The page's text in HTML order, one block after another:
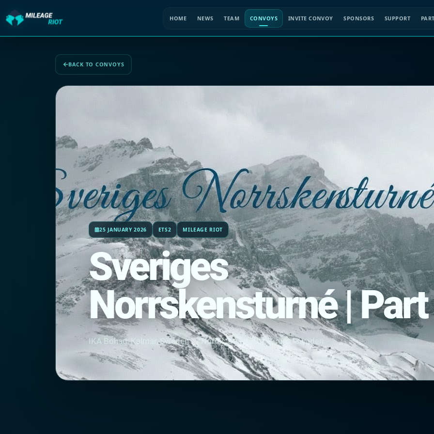
BACK TO CONVOYS
25 JANUARY 2026 ETS2 MILEAGE RIOT
Sveriges
Norrskensturné |
IKA Bohag, Kalmar, Sweden → Nordic Steinbrott, Kiruna, Sweden
HOME NEWS TEAM CONVOYS INVITE CONVOY SPONSORS SUPPORT